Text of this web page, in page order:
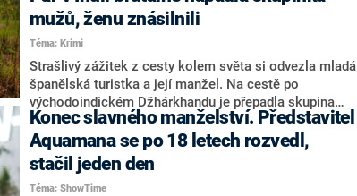
snoubenci požehnání i od muzikantovy bývalé
manželky a herečky Gwyneth Paltrowové.
mužů, ženu znásilnili
Téma: Krimi
Strašlivý zážitek z cesty kolem světa si odvezla mladá
španělská turistka a její manžel. Na cestě po
východoindickém Džhárkhandu je přepadla skupina
mužů. Ženu znásilnili a jejího manžela zbili. Nešťastný
pár našli policisté ležet u silnice, informovala
zahraniční média.
Konec slavného manželství. Představitel
Aquamana se po 18 letech rozvedl,
stačil jeden den
Téma: ShowTime